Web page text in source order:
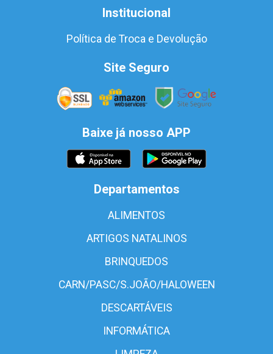
Institucional
Política de Troca e Devolução
Site Seguro
Baixe já nosso APP
Departamentos
ALIMENTOS
ARTIGOS NATALINOS
BRINQUEDOS
CARN/PASC/S.JOÃO/HALOWEEN
DESCARTÁVEIS
INFORMÁTICA